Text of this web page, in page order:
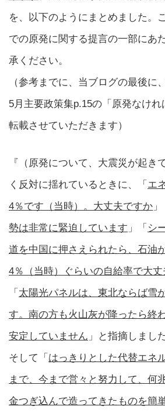
を、以下のようにまとめました。
での原発に関する提言の一部にあ
承ください。
（参考までに、当ブログの最後に
5月主要政策集p.15の「原発なけ
転載させていただきます）
『（原発について、大震災が起き
く反対に揺れているときに、「 エ
4％です（当時）。大丈夫ですか 」
勢は非常に緊迫しています 」「 シ
道を中国に押さえられたら、石油
4％（当時）ぐらいの自給率で大
「 太陽光パネルは、東北ならば雪
す。南の方も火山灰が降ったら終
安定していません 」と指摘しました
そして「 はっきりとした代替エネ
まで、今まで営々と努力して、何
金つぎ込んで造ってきたものを簡